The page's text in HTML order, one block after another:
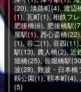
(20),淡路町(4), 渡辺
(1), 瓦町(1), 相鉄フ
肥後橋(6), 肥後橋駅
屋駅(1),西心斎橋(22),
(1), 谷二(1), 谷四(11)
駅(13), 農人橋(2),近
堀橋(25),長堀橋駅
波(28), 難波・日本橋
靱公園(1),靱本町(4),
(5)